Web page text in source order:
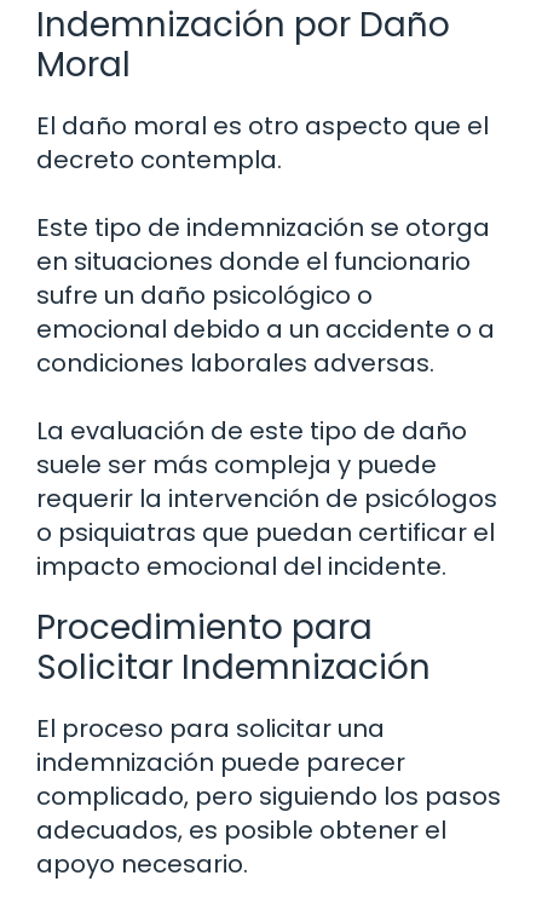
Indemnización por Daño
Moral
El daño moral es otro aspecto que el
decreto contempla.
Este tipo de indemnización se otorga
en situaciones donde el funcionario
sufre un daño psicológico o
emocional debido a un accidente o a
condiciones laborales adversas.
La evaluación de este tipo de daño
suele ser más compleja y puede
requerir la intervención de psicólogos
o psiquiatras que puedan certificar el
impacto emocional del incidente.
Procedimiento para
Solicitar Indemnización
El proceso para solicitar una
indemnización puede parecer
complicado, pero siguiendo los pasos
adecuados, es posible obtener el
apoyo necesario.